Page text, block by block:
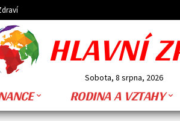
HLAVNÍ
Sobota, 8 srpna, 2026
RODINA A VZTAHY